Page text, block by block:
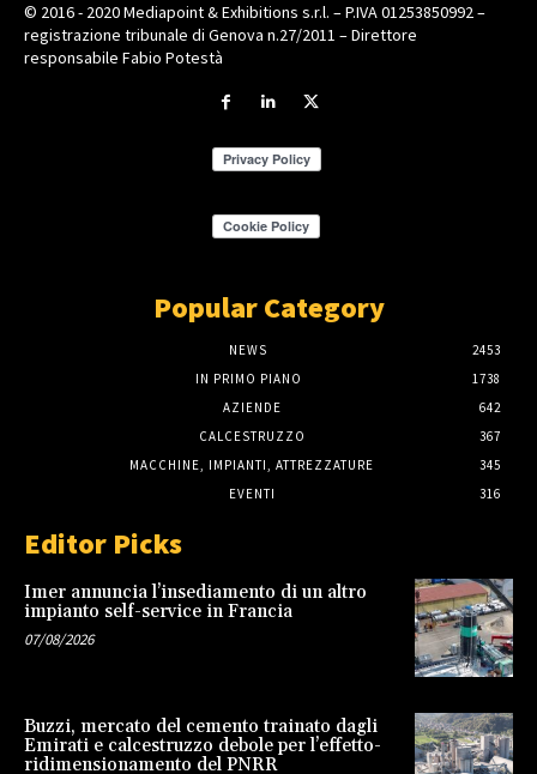
© 2016 - 2020 Mediapoint & Exhibitions s.r.l. – P.IVA 01253850992 –
registrazione tribunale di Genova n.27/2011 – Direttore
responsabile Fabio Potestà
Popular Category
NEWS
2453
IN PRIMO PIANO
1738
AZIENDE
642
CALCESTRUZZO
367
MACCHINE, IMPIANTI, ATTREZZATURE
345
EVENTI
316
Editor Picks
Imer annuncia l’insediamento di un altro
impianto self-service in Francia
07/08/2026
Buzzi, mercato del cemento trainato dagli
Emirati e calcestruzzo debole per l’effetto-
ridimensionamento del PNRR